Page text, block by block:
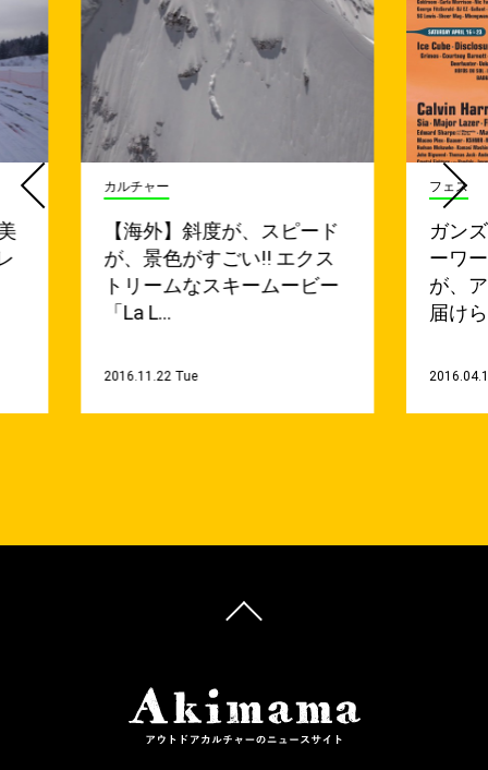
カルチャー
【海外】斜度が、スピード
が、景色がすごい!! エクス
トリームなスキームービー
「La L…
2016.11.22 Tue
フェス
ガン
ーワ
が、
届け